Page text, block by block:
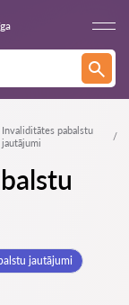
Invaliditātes pabalstu
jautājumi
jautājumi